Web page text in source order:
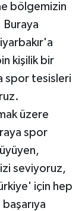
bölgemizin
Buraya
kişilik bir
spor tesisleri
üzere
spor
seviyoruz,
için hep